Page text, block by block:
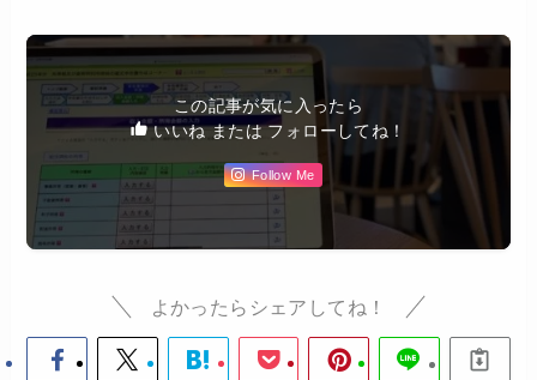
この記事が気に入ったら
いいね または フォローしてね！
Follow Me
よかったらシェアしてね！